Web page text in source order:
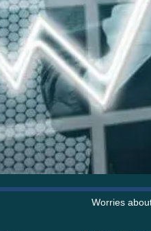
Worries